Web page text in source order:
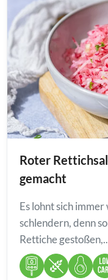
Roter
gemacht
Es lohnt sich
schlendern, denn
Rettiche